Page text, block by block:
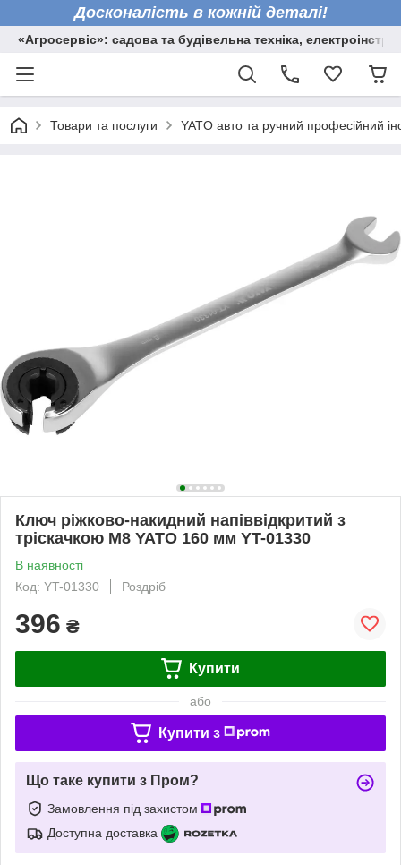
Досконалість в кожній деталі!
«Агросервіс»: садова та будівельна техніка,
Товари та послуги YATO авто та ручний професійний
Ключ ріжково-накидний напіввідкритий з
тріскачкою М8 YATO 160 мм YT-01330
В наявності
Код: YT-01330
Роздріб
396 ₴
Купити
або
Купити з
Що таке купити з Пром?
Замовлення під захистом
Доступна доставка